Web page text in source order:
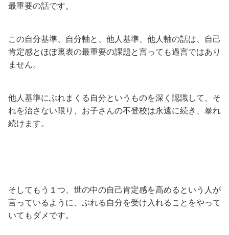
最重要の話です。
この自分基準、自分軸と、他人基準、他人軸の話は、自己
肯定感とほぼ裏表の最重要の課題と言っても過言ではあり
ません。
他人基準にぶれまくる自分というものを深く認識して、そ
れを治さない限り、お子さんの不登校は永遠に続き、暴れ
続けます。
そしてもう１つ、世の中の自己肯定感を高めるという人が
言っているように、ぶれる自分を受け入れることをやって
いてもダメです。